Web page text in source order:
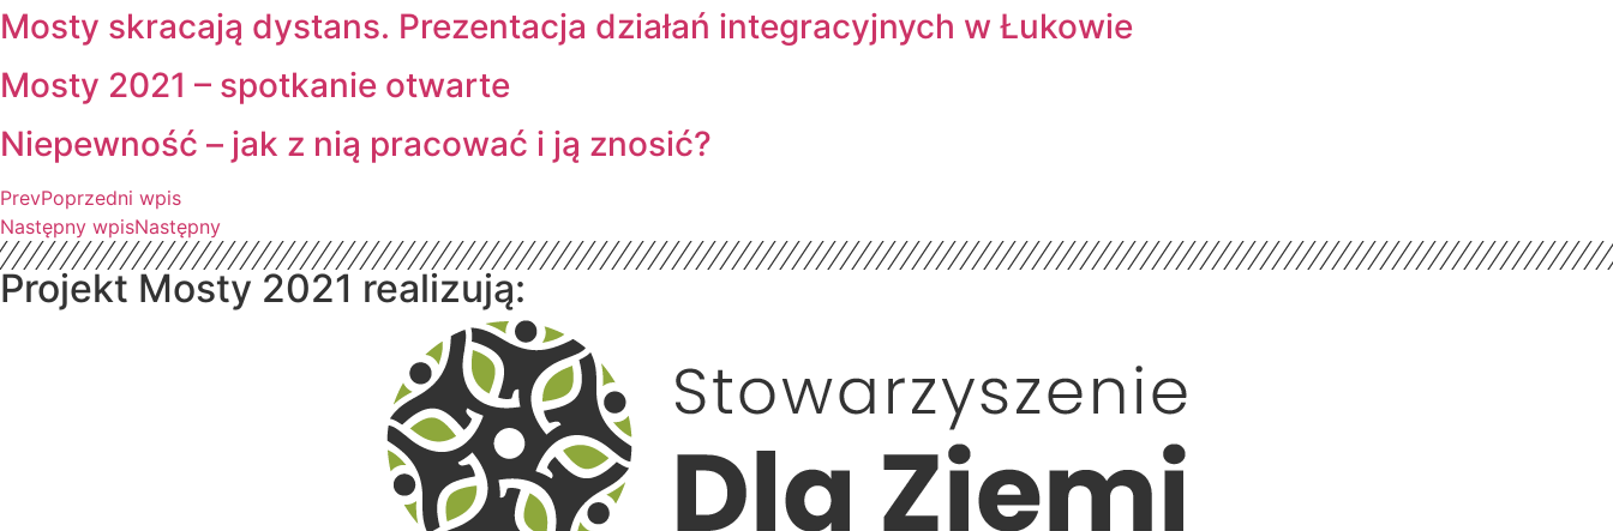
Mosty skracają dystans. Prezentacja działań integracyjnych w Łukowie
Mosty 2021 – spotkanie otwarte
Niepewność – jak z nią pracować i ją znosić?
PrevPoprzedni wpis
Następny wpisNastępny
Projekt Mosty 2021 realizują: